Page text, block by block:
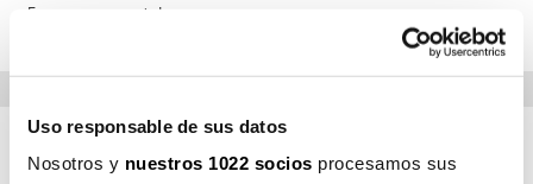
Uso responsable de sus datos
Nosotros y nuestros 1022 socios procesamos sus
¡Esperamos verte!
DIRECCIÓN